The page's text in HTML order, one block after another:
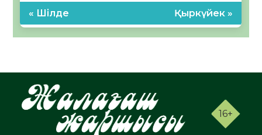
« Шілде Қыркүйек »
16+